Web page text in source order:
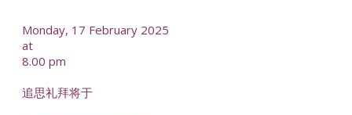
Monday, 17 February 2025
at
8.00 pm
追思礼拜将于